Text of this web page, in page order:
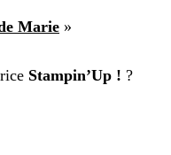
Marie »
Stampin’Up ! ?